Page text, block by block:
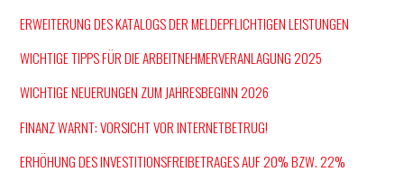
ERWEITERUNG DES KATALOGS DER MELDEPFLICHTIGEN LEISTUNGEN
WICHTIGE TIPPS FÜR DIE ARBEITNEHMERVERANLAGUNG 2025
WICHTIGE NEUERUNGEN ZUM JAHRESBEGINN 2026
FINANZ WARNT: VORSICHT VOR INTERNETBETRUG!
ERHÖHUNG DES INVESTITIONSFREIBETRAGES AUF 20% BZW. 22%